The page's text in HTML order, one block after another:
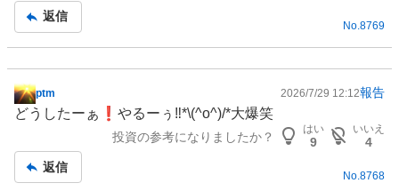
返信
No. 8769
掲
示
事
ptm 2026/7/29 12:12報告
どうしたーぁ❗️やるーぅ‼️*\(^o^)/*大爆笑
投資の参考になりましたか？
はい
9
いいえ
4
返信
No.8768